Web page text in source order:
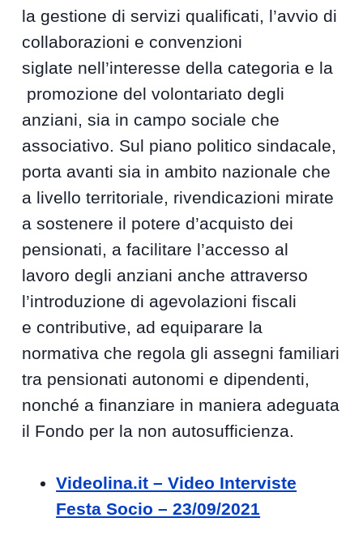
la gestione di servizi qualificati, l’avvio di
collaborazioni e convenzioni
siglate nell’interesse della categoria e la
promozione del volontariato degli
anziani, sia in campo sociale che
associativo. Sul piano politico sindacale,
porta avanti sia in ambito nazionale che
a livello territoriale, rivendicazioni mirate
a sostenere il potere d’acquisto dei
pensionati, a facilitare l’accesso al
lavoro degli anziani anche attraverso
l’introduzione di agevolazioni fiscali
e contributive, ad equiparare la
normativa che regola gli assegni familiari
tra pensionati autonomi e dipendenti,
nonché a finanziare in maniera adeguata
il Fondo per la non autosufficienza.
Videolina.it – Video Interviste
Festa Socio – 23/09/2021